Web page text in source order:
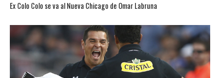
Ex Colo Colo se va al Nueva Chicago de Omar Labruna